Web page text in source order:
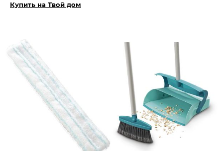
Купить на Твой дом